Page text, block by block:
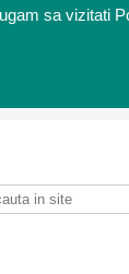
sa vizitati